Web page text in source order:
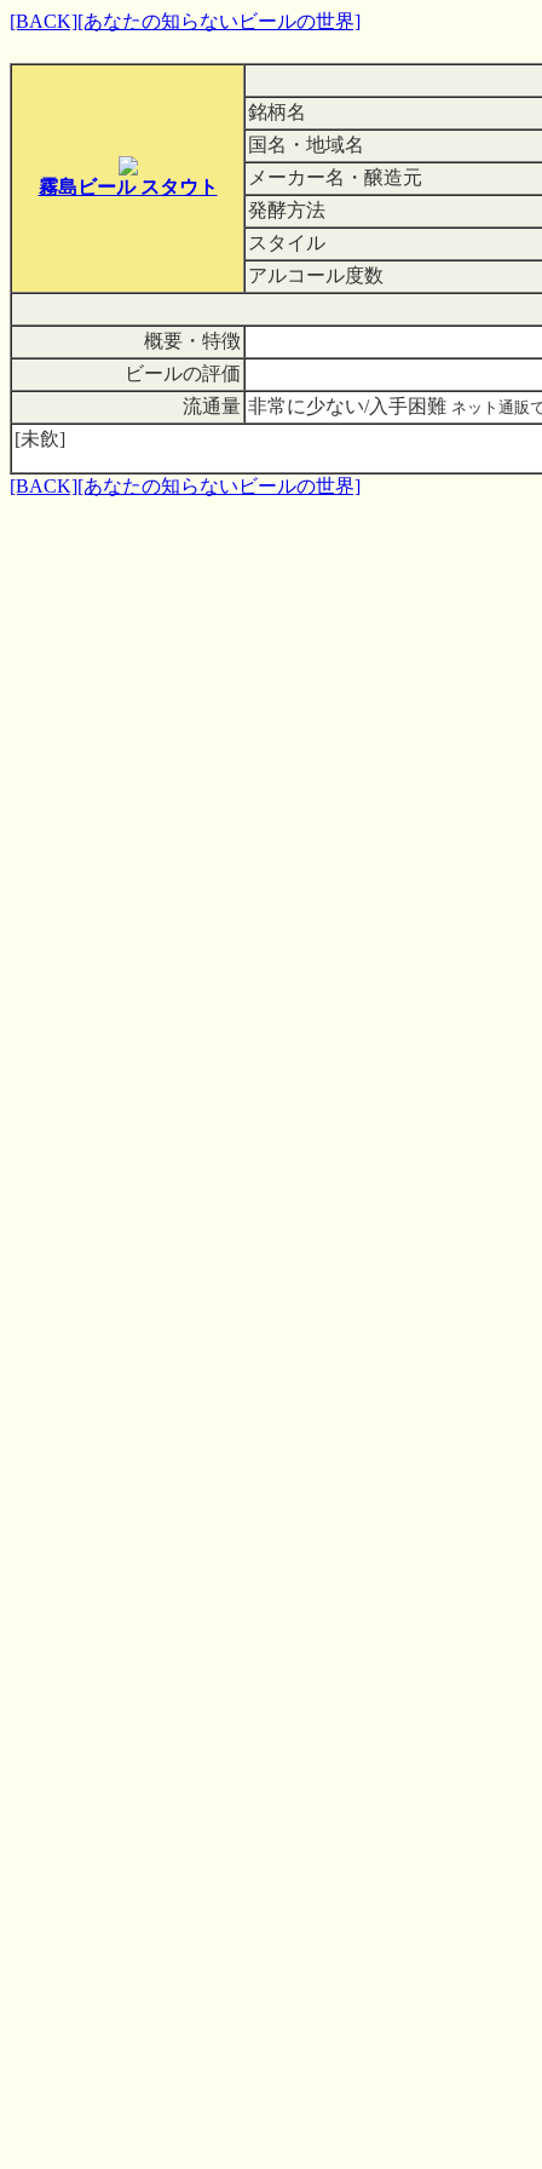
[BACK][あなたの知らないビールの世界]
霧島ビール スタウト
銘柄名
国名・地域名
メーカー名・醸造元
発酵方法
スタイル
アルコール度数
概要・特徴
ビールの評価
流通量 非常に少ない/入手困難 ネット通販
[未飲]
[BACK][あなたの知らないビールの世界]